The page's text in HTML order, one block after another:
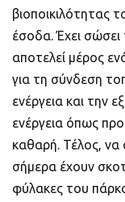
βιοποικιλότητας
έσοδα. Έχει
αποτελεί μέρος
για τη σύνδεση
ενέργεια και την
ενέργεια όπως
καθαρή. Τέλος, να
σήμερα έχουν
φύλακες του